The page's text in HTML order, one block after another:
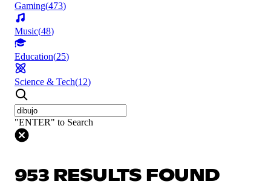
Gaming(473)
Music(48)
Education(25)
Science & Tech(12)
"ENTER" to Search
953 RESULTS FOUND